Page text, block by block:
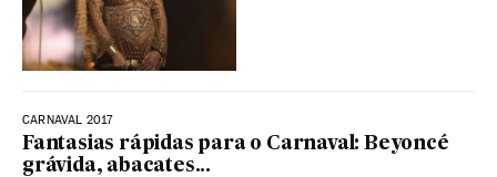
CARNAVAL 2017
Fantasias rápidas para o Carnaval: Beyoncé
grávida, abacates...